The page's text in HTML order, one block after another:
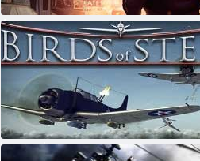
גראַנד טעפט אַוטאָ 4
פייגל פון סטיל